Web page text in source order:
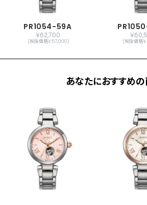
PR1054-59A
￥62,700
(税抜価格￥57,000)
￥
(税抜価格
あなたにおすすめ